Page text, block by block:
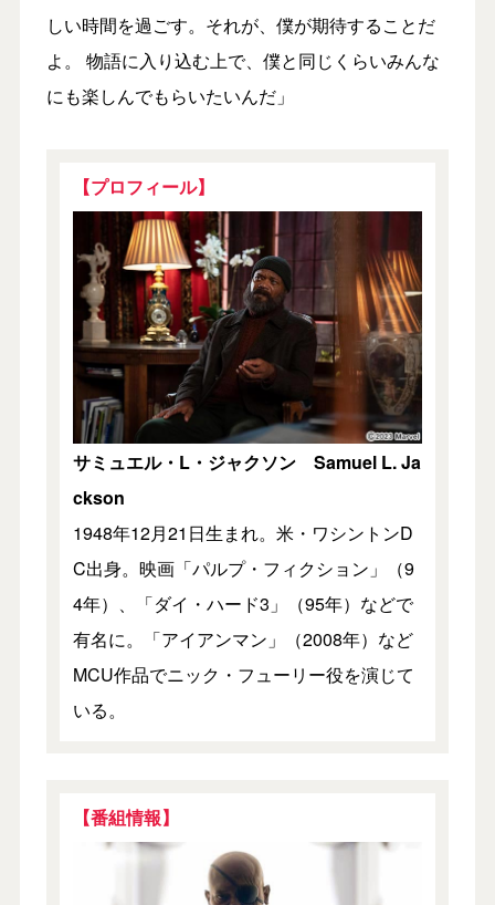
しい時間を過ごす。それが、僕が期待することだ
よ。 物語に入り込む上で、僕と同じくらいみんな
にも楽しんでもらいたいんだ」
【プロフィール】
サミュエル・L・ジャクソン Samuel L. Ja
ckson
1948年12月21日生まれ。米・ワシントンD
C出身。映画「パルプ・フィクション」（9
4年）、「ダイ・ハード3」（95年）などで
有名に。「アイアンマン」（2008年）など
MCU作品でニック・フューリー役を演じて
いる。
【番組情報】